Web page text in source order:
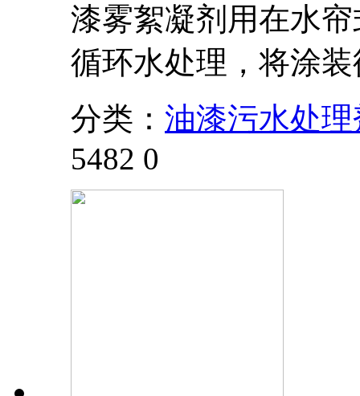
漆雾絮凝剂用在水
循环水处理，将涂
分类： 油漆污水处理
5482 0